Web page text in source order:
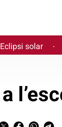
Eclipsi solar ·